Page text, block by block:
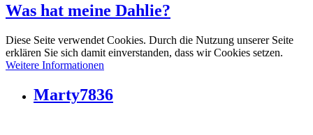
Was hat meine Dahlie?
Diese Seite verwendet Cookies. Durch die Nutzung unserer Seite
erklären Sie sich damit einverstanden, dass wir Cookies setzen.
Weitere Informationen
Marty7836